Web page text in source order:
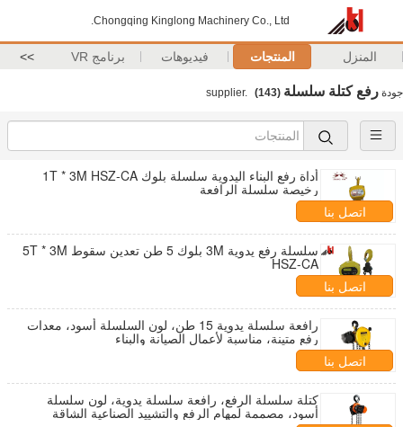
Chongqing Kinglong Machinery Co., Ltd.
المنزل المنتجات فيديوهات برنامج VR >>
جودة رفع كتلة سلسلة (143)
أداة رفع البناء اليدوية سلسلة بلوك 1T * 3M HSZ-CA
رخيصة سلسلة الرافعة
اتصل بنا
سلسلة رفع يدوية 3M بلوك 5 طن تعدين سقوط 5T * 3M
HSZ-CA
اتصل بنا
رافعة سلسلة يدوية 15 طن، لون السلسلة أسود، معدات
رفع متينة، مناسبة لأعمال الصيانة والبناء
اتصل بنا
كتلة سلسلة الرفع، رافعة سلسلة يدوية، لون سلسلة
أسود، مصممة لمهام الرفع والتشييد الصناعية الشاقة